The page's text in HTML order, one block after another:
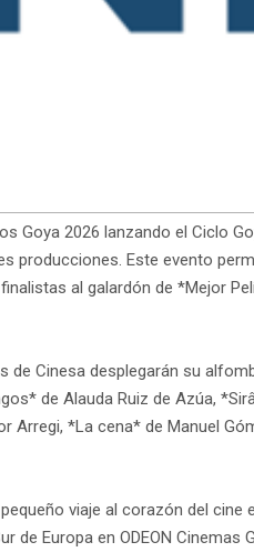
Goya 2026 lanzando el Ciclo
producciones. Este evento
al galardón de *Mejor
de Cinesa desplegarán su
de Alauda Ruiz de Azúa,
Arregi, *La cena* de Manuel
viaje al corazón del cine
de Europa en ODEON Cinemas